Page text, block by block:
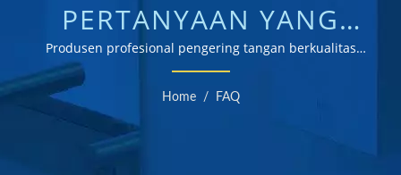
PERTANYAAN YANG
SERING DIAJUKAN (FAQ)
Produsen profesional pengering tangan berkualitas
tinggi, dispenser sabun otomatis, keran otomatis, katup
flush otomatis, kursi toilet pintar, layanan kustom ODM
Home / FAQ